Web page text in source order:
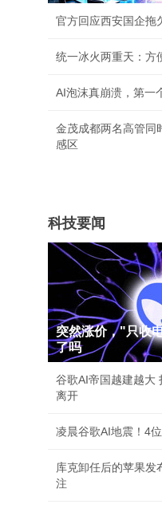
官方回应西安国企拖
统一冰火两重天：方
AI泡沫真崩溃，第一
金茂成都两名高管同
感区
科技要闻
突然涨价，"只收
了吗
谷歌AI帝国越建越大
离开
凌晨谷歌AI地震！4
库克卸任后的苹果发
注